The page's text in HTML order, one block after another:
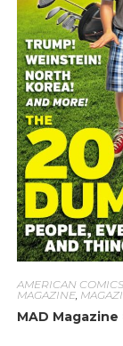
AMERICAN
MAGAZINE,
MAD Magazine